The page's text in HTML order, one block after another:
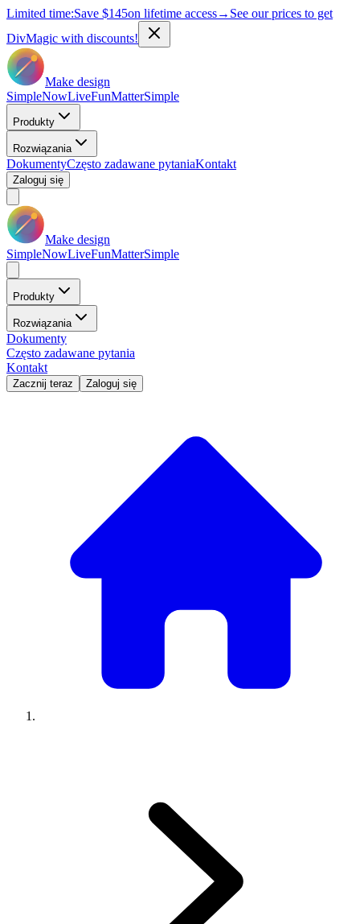
Limited time:Save $145on lifetime access→ See our prices to get
DivMagic with discounts!
Make design
SimpleNowLiveFunMatterSimple
Produkty
Rozwiązania
DokumentyCzęsto zadawane pytaniaKontakt
Zaloguj się
Make design
SimpleNowLiveFunMatterSimple
Produkty
Rozwiązania
Dokumenty
Często zadawane pytania
Kontakt
Zacznij teraz Zaloguj się